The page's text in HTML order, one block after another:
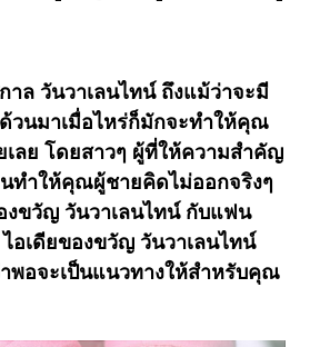
าล วันวาเลนไทน์ ถึงแม้ว่าจะมี
วนมาเมื่อไหร่ก็มักจะทำให้คุณ
ลย โดยสาวๆ ผู้ที่ให้ความสำคัญ
ทำให้คุณผู้ชายคิดไม่ออกจริงๆ
งขวัญ วันวาเลนไทน์ กับแฟน
อเดียของขวัญ วันวาเลนไทน์
พอจะเป็นแนวทางให้สำหรับคุณ